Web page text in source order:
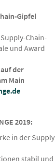
Gipfel
Chain-
und Award
der
Main
2019:
in der Supply
stabil und